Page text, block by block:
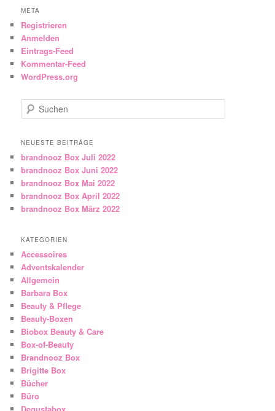
META
Registrieren
Anmelden
Eintrags-Feed
Kommentar-Feed
WordPress.org
Suchen
NEUESTE BEITRÄGE
brandnooz Box Juli 2022
brandnooz Box Juni 2022
brandnooz Box Mai 2022
brandnooz Box April 2022
brandnooz Box März 2022
KATEGORIEN
Accessoires
Adventskalender
Allgemein
Barbara Box
Beauty & Pflege
Beauty-Boxen
Biobox Beauty & Care
Box-of-Beauty
Brandnooz Box
Brigitte Box
Bücher
Büro
Degustabox